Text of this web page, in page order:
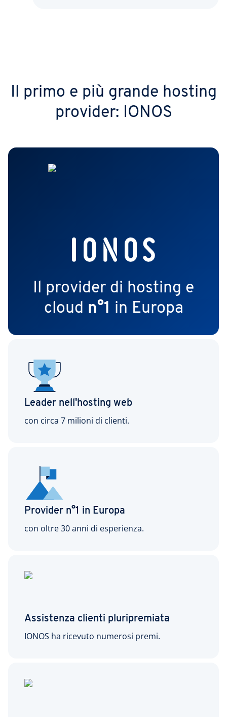
Il primo e più grande hosting
provider: IONOS
Il provider di hosting e
cloud n°1 in Europa
Leader nell'hosting web
con circa 7 milioni di clienti.
Provider n°1 in Europa
con oltre 30 anni di esperienza.
Assistenza clienti pluripremiata
IONOS ha ricevuto numerosi premi.